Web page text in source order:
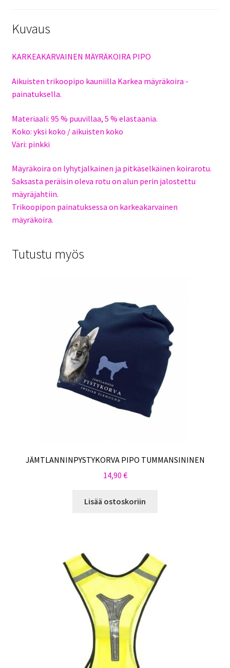
Kuvaus
KARKEAKARVAINEN MÄYRÄKOIRA PIPO
Aikuisten trikoopipo kauniilla Karkea mäyräkoira -
painatuksella.
Materiaali: 95 % puuvillaa, 5 % elastaania.
Koko: yksi koko / aikuisten koko
Väri: pinkki
Mäyräkoira on lyhytjalkainen ja pitkäselkäinen koirarotu.
Saksasta peräisin oleva rotu on alun perin jalostettu
mäyräjahtiin.
Trikoopipon painatuksessa on karkeakarvainen
mäyräkoira.
Tutustu myös
JÄMTLANNINPYSTYKORVA PIPO TUMMANSININEN
14,90 €
Lisää ostoskoriin